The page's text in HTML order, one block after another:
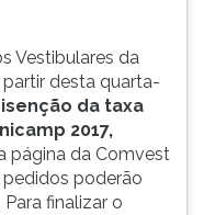
Vestibulares da
desta quarta-
isenção da taxa
2017,
página da Comvest
pedidos poderão
Para finalizar o